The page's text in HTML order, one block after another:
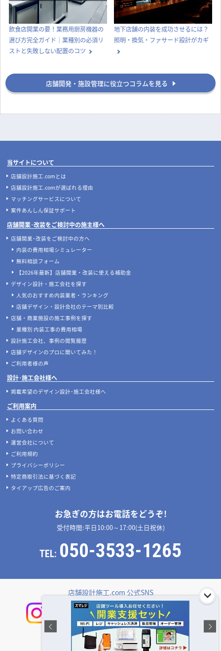
飲食店開業の要！業務用厨房機器の
選び方完全ガイド｜業種別の必須リ
ストと失敗しない配置のコツ
地下店舗の内装を成功させるには？
照明・換気・ファサード設計がカギ
店舗開発・施設管理に役立つコラムを見る
当サイトについて
店舗設計施工.comとは
店舗設計施工.comが選ばれる理由
マッチングサービスについて
案件あんしん保証サポート
店舗開業･改装をご検討中の施主様へ
店舗開業･改装をご検討中の方へ
内装の費用相場シミュレーター
無料相談フォーム
【2026年最新】店舗開業・改装に使える補助金
デザイン設計・施工会社を探す
人気のおすすめ内装業者・ランキング
店舗デザイン・設計会社のテーマ別比較
店舗・商業施設の施工事例を探す
業種別 内装工事の費用相場
設計施工会社、事例の閲覧履歴
店舗デザインのプロに聞いてみた！
ご利用者様の声
設計･施工会社様へ
掲載希望のデザイン設計･施工会社様へ
ご利用案内
よくある質問
お問い合わせ
運営会社について
ご利用規約
プライバシーポリシー
特定商取引法に基づく表記
タイアップ広告のご案内
お急ぎの方はお電話をどうぞ!
受付時間:平日10:00～17:00(土日祝休)
TEL: 050-3533-1265
店舗設計施工.com 公式SNS